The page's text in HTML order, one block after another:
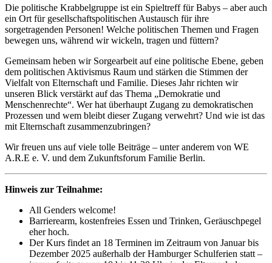
Die politische Krabbelgruppe ist ein Spieltreff für Babys – aber auch
ein Ort für gesellschaftspolitischen Austausch für ihre
sorgetragenden Personen! Welche politischen Themen und Fragen
bewegen uns, während wir wickeln, tragen und füttern?
Gemeinsam heben wir Sorgearbeit auf eine politische Ebene, geben
dem politischen Aktivismus Raum und stärken die Stimmen der
Vielfalt von Elternschaft und Familie. Dieses Jahr richten wir
unseren Blick verstärkt auf das Thema „Demokratie und
Menschenrechte“. Wer hat überhaupt Zugang zu demokratischen
Prozessen und wem bleibt dieser Zugang verwehrt? Und wie ist das
mit Elternschaft zusammenzubringen?
Wir freuen uns auf viele tolle Beiträge – unter anderem von WE
A.R.E e. V. und dem Zukunftsforum Familie Berlin.
Hinweis zur Teilnahme:
All Genders welcome!
Barrierearm, kostenfreies Essen und Trinken, Geräuschpegel
eher hoch.
Der Kurs findet an 18 Terminen im Zeitraum von Januar bis
Dezember 2025 außerhalb der Hamburger Schulferien statt –